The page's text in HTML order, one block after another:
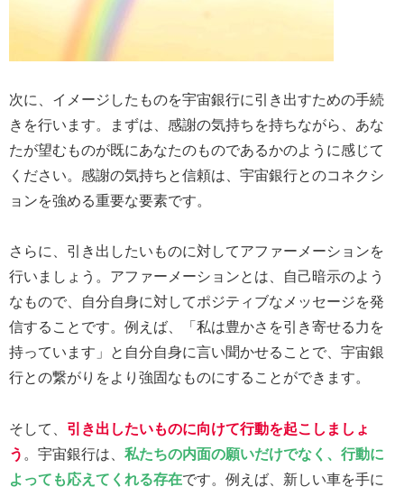
次に、イメージしたものを宇宙銀行に引き出すための手続
きを行います。まずは、感謝の気持ちを持ちながら、あな
たが望むものが既にあなたのものであるかのように感じて
ください。感謝の気持ちと信頼は、宇宙銀行とのコネクシ
ョンを強める重要な要素です。
さらに、引き出したいものに対してアファーメーションを
行いましょう。アファーメーションとは、自己暗示のよう
なもので、自分自身に対してポジティブなメッセージを発
信することです。例えば、「私は豊かさを引き寄せる力を
持っています」と自分自身に言い聞かせることで、宇宙銀
行との繋がりをより強固なものにすることができます。
そして、 引き出したいものに向けて行動を起こしましょ
う 。宇宙銀行は、 私たちの内面の願いだけでなく、行動に
よっても応えてくれる存在です。例えば、新しい車を手に